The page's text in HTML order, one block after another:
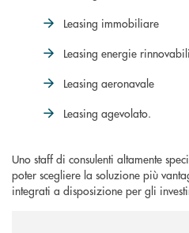
Leasing immobiliare
Leasing energie rinnovabili
Leasing aeronavale
Leasing agevolato.
Uno staff di consulenti altamente
poter scegliere la soluzione più
integrati a disposizione per gli